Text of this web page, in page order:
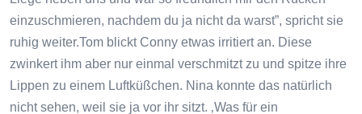
einzuschmieren, nachdem du ja nicht da warst”, spricht sie
ruhig weiter.Tom blickt Conny etwas irritiert an. Diese
zwinkert ihm aber nur einmal verschmitzt zu und spitze ihre
Lippen zu einem Luftküßchen. Nina konnte das natürlich
nicht sehen, weil sie ja vor ihr sitzt. ‚Was für ein